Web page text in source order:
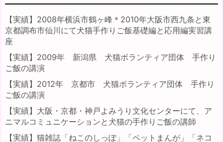
【実績】2008年横浜市鶴ヶ峰＊2010年大阪市西九条と東
京都調布市仙川にて犬猫手作りご飯基礎編と応用編実習講
座
【実績】2009年 新潟県 犬猫ボランティア団体 手作り
ご飯の講演
【実績】2012年 京都市 犬猫ボランティア団体 手作り
ご飯の講演
【実績】大阪・京都・神戸よみうり文化センターにて、ア
ニマルコミュニケーションと犬猫の手作りご飯の講師
【実績】猫雑誌「ねこのしっぽ」「ペットまんが」「ネコ